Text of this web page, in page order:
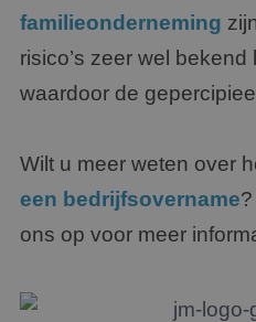
familieonderneming
risico’s zeer wel bekend
waardoor de
Wilt u meer weten over
een bedrijfsovername
ons op voor meer